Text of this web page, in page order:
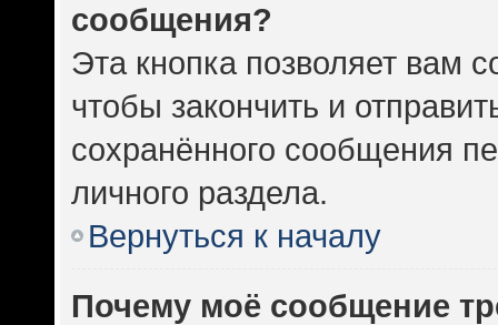
сообщения?
Эта кнопка позволяет вам
чтобы закончить и
сохранённого сообщения
личного раздела.
Вернуться к началу
Почему моё сообщение